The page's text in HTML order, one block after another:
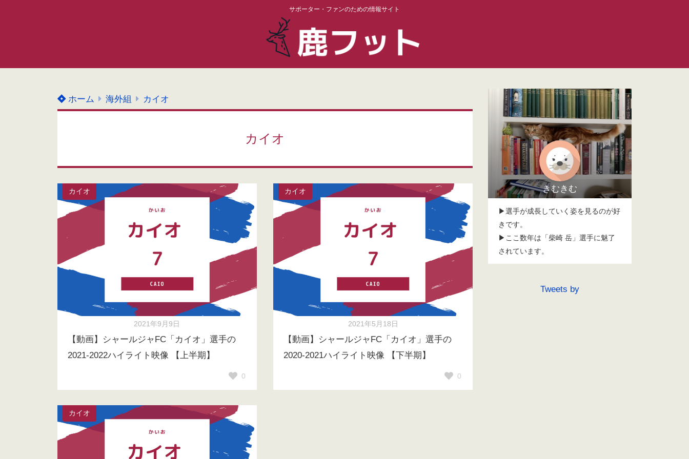
サポーター・ファンのための情報サイト
ホーム 海外組 カイオ
カイオ
カイオ
2021年9月9日
【動画】シャールジャFC「カイオ」選手の
2021-2022ハイライト映像 【上半期】
0
カイオ
2021年5月18日
【動画】シャールジャFC「カイオ」選手の
2020-2021ハイライト映像 【下半期】
0
カイオ
きむきむ
▶選手が成長していく姿を見るのが好
きです。
▶ここ数年は「柴崎 岳」選手に魅了
されています。
Tweets by